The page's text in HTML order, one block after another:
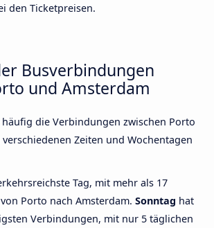
den Ticketpreisen.
Busverbindungen
und Amsterdam
die Verbindungen zwischen Porto
Zeiten und Wochentagen
Tag, mit mehr als 17
Porto nach Amsterdam. Sonntag hat
Verbindungen, mit nur 5 täglichen